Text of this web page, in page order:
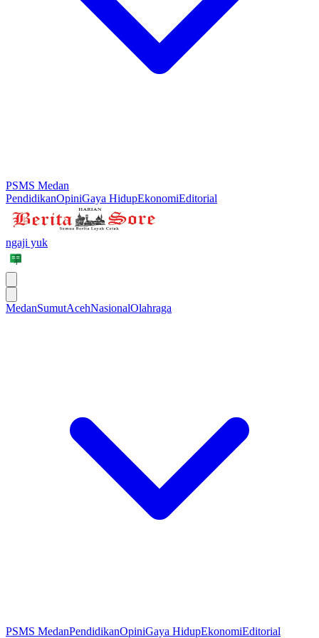
PSMS Medan
PendidikanOpiniGaya HidupEkonomiEditorial
ngaji yuk
MedanSumutAcehNasionalOlahraga
PSMS MedanPendidikanOpiniGaya HidupEkonomiEditorial